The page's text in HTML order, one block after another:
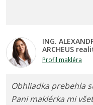
ING.
ARCHEUS
Profil makléra
Obhliadka prebehla
Pani maklérka mi